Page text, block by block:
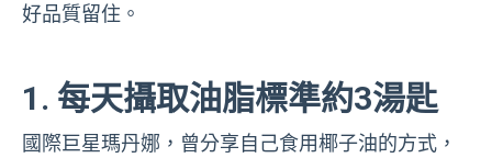
好品質留住。
1. 每天攝取油脂標準約3湯匙
國際巨星瑪丹娜，曾分享自己食用椰子油的方式，